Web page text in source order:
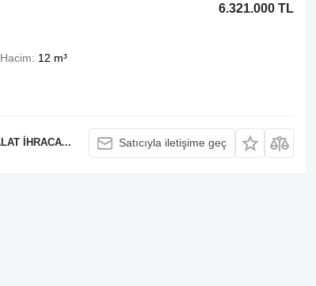
6.321.000 TL
Hacim
12 m³
ŞİRKETİ Satıcıyla iletişime geç